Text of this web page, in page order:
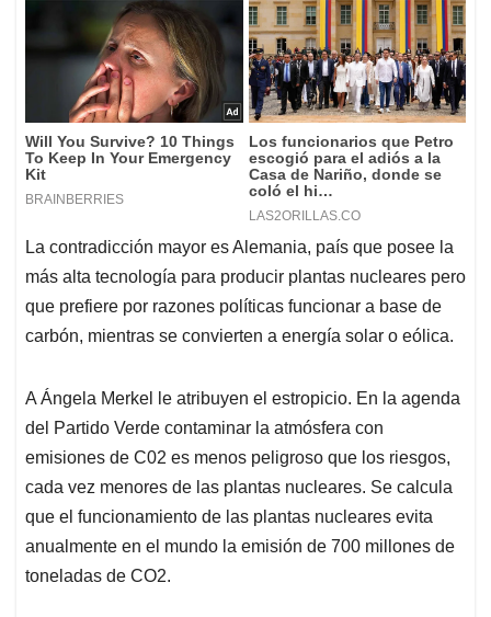
La contradicción mayor es Alemania, país que posee la
más alta tecnología para producir plantas nucleares pero
que prefiere por razones políticas funcionar a base de
carbón, mientras se convierten a energía solar o eólica.
A Ángela Merkel le atribuyen el estropicio. En la agenda
del Partido Verde contaminar la atmósfera con
emisiones de C02 es menos peligroso que los riesgos,
cada vez menores de las plantas nucleares. Se calcula
que el funcionamiento de las plantas nucleares evita
anualmente en el mundo la emisión de 700 millones de
toneladas de CO2.